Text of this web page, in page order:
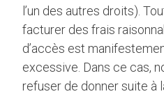
l’un des autres droits).
facturer des frais
d’accès est
excessive. Dans ce cas,
refuser de donner suite à